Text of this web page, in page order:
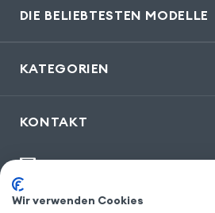
DIE BELIEBTESTEN MODELLE
KATEGORIEN
KONTAKT
kontakt@gsm55.de
30, bis rue Girard
Wir verwenden Cookies